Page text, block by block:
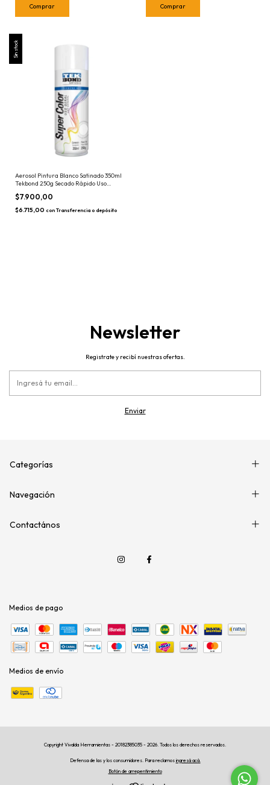
Sin stock
Aerosol Pintura Blanco Satinado 350ml
Tekbond 250g Secado Rápido Uso
General Tek Bond Blanca
$7.900,00
$6.715,00 con Transferencia o depósito
Newsletter
Registrate y recibí nuestras ofertas.
Categorías
Navegación
Contactános
Medios de pago
Medios de envío
Copyright Vivalda Herramientas - 20182385035 - 2026. Todos los derechos reservados.
Defensa de las y los consumidores. Para reclamos ingresá acá.
Botón de arrepentimiento